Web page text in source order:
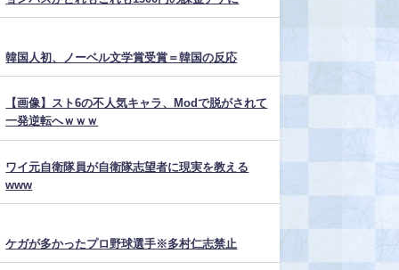
韓国人初、ノーベル文学賞受賞＝韓国の反応
【画像】スト6の不人気キャラ、Modで脱がされて
一発逆転へｗｗｗ
ワイ元自衛隊員が自衛隊志望者に現実を教える
www
ケガが多かったプロ野球選手※多村仁志禁止